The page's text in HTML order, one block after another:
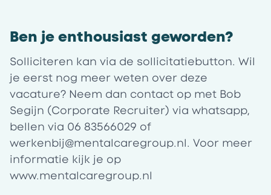
Ben je enthousiast geworden?
Solliciteren kan via de sollicitatiebutton. Wil
je eerst nog meer weten over deze
vacature? Neem dan contact op met Bob
Segijn (Corporate Recruiter) via whatsapp,
bellen via 06 83566029 of
werkenbij@mentalcaregroup.nl. Voor meer
informatie kijk je op
www.mentalcaregroup.nl